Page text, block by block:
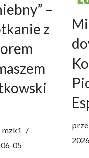
–
z
mzk1
05